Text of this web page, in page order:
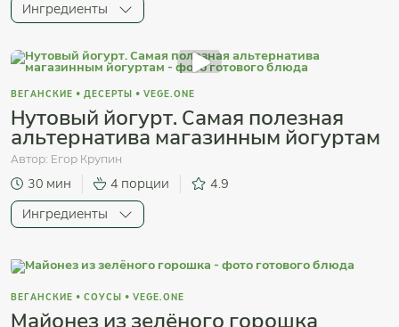
Ингредиенты
ВЕГАНСКИЕ • ДЕСЕРТЫ • VEGE.ONE
Нутовый йогурт. Самая полезная
альтернатива магазинным йогуртам
Автор: Егор Крупин
30 мин 4 порции
4.9
Ингредиенты
ВЕГАНСКИЕ • СОУСЫ • VEGE.ONE
Майонез из зелёного горошка